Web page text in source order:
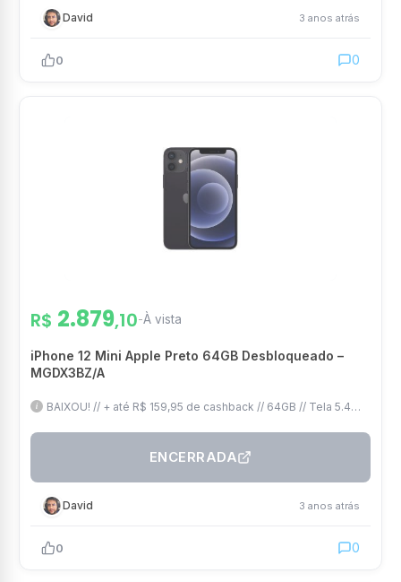
David 3 anos atrás
0 0
R$ 2.879,10-À vista
iPhone 12 Mini Apple Preto 64GB Desbloqueado –
MGDX3BZ/A
BAIXOU! // + até R$ 159,95 de cashback // 64GB // Tela 5.4
ENCERRADA
David 3 anos atrás
0 0